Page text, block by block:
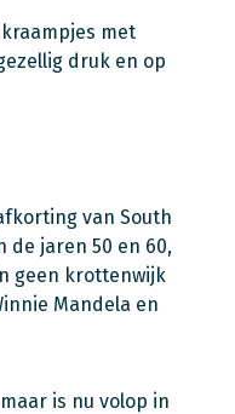
met
druk en op
van South
de jaren 50 en 60,
geen krottenwijk
Mandela en
is nu volop in